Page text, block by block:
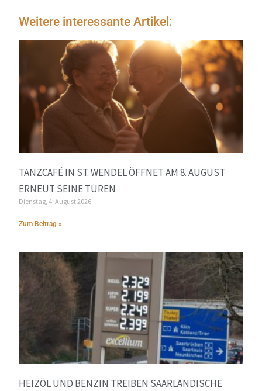
Weitere interessante Artikel:
TANZCAFÉ IN ST. WENDEL ÖFFNET AM 8. AUGUST
ERNEUT SEINE TÜREN
Dienstag, 4. August 2026
Zum Beitrag »
HEIZÖL UND BENZIN TREIBEN SAARLÄNDISCHE